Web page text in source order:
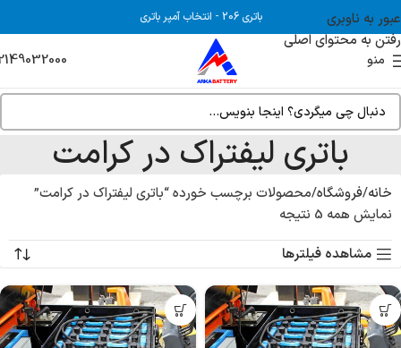
عبور به ناوبری
رفتن به محتوای اصلی
باتری 206 - انتخاب آمپر باتری
منو
باتری لیفتراک در کرامت
خانه فروشگاه محصولات برچسب خورده “باتری لیفتراک در کرامت”
نمایش همه 5 نتیجه
مشاهده فیلترها